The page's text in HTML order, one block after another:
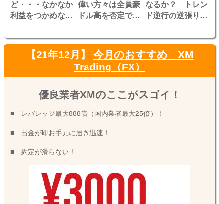
ど・・・なかなか
利益をつかめな
偉い方々は全員豪
ドル高を否定です
しいです！
なるか？ トレン
ド逆行の逆張り勝
【21年12月】 今月のおすすめ XM
Trading（FX）
優良業者XMのここがスゴイ！
■ レバレッジ最大888倍（国内業者最大25倍）！
■ 出金が即お手元に届き迅速！
■ 約定が滑らない！